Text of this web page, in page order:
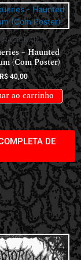
NACIONAIS
– Haunted
(Com Poster)
40,00
ao carrinho
DE